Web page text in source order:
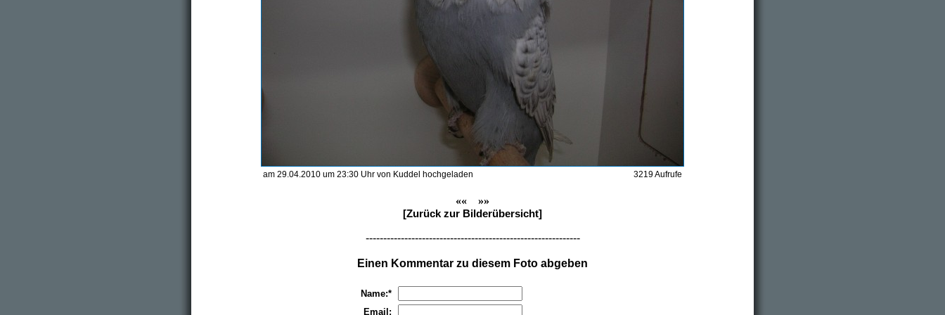
am 29.04.2010 um 23:30 Uhr von Kuddel hochgeladen 3219 Aufrufe
««
»»
[Zurück zur Bilderübersicht]
-------------------------------------------------------------
Einen Kommentar zu diesem Foto abgeben
Name:*
Email: